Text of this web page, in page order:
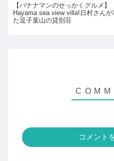
【バナナマンのせっかくグルメ】
Hayama sea view villa!日村さんが
た逗子葉山の貸別荘
コメント